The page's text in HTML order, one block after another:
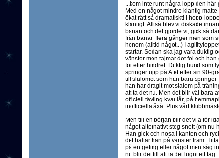
...kom inte runt några lopp den
Med en något mindre klantig
ökat rätt så dramatiskt! I hopp-
klantigt. Alltså blev vi diskade
banan och det gjorde vi, gick så
från banan flera gånger men som
honom (alltid något...) I
startar. Sedan ska jag vara duktig
vänster men tajmar det fel och
för efter hindret. Duktig hund som
springer upp på A:et efter sin 90-
till slalomet som han bara
han har dragit mot slalom på
att ta det nu. Men det blir väl bara
officiell tävling kvar iår, på
inofficiella åxå. Plus vårt
Men till en början blir det vila för
något alternativt steg snett (om nu
Han gick och nosa i kanten och
det haltar han på vänster fram.
på en geting eller något men såg
nu blir det till att ta det lugnt ett tag.